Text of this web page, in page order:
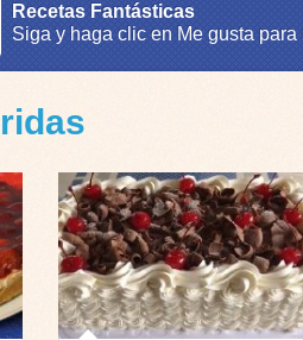
Recetas Fantásticas
Siga y haga clic en Me gusta